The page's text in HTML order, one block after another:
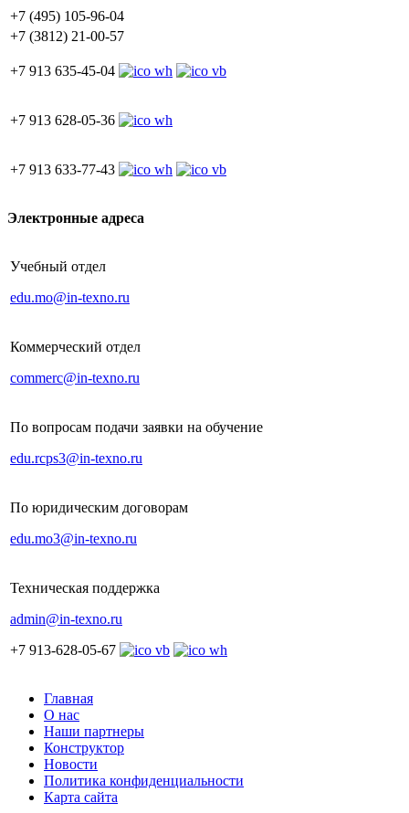
+7 (495) 105-96-04
+7 (3812) 21-00-57
+7 913 635-45-04
+7 913 628-05-36
+7 913 633-77-43
Электронные адреса
Учебный отдел
edu.mo@in-texno.ru
Коммерческий отдел
commerc@in-texno.ru
По вопросам подачи заявки на обучение
edu.rcps3@in-texno.ru
По юридическим договорам
edu.mo3@in-texno.ru
Техническая поддержка
admin@in-texno.ru
+7 913-628-05-67
Главная
О нас
Наши партнеры
Конструктор
Новости
Политика конфиденциальности
Карта сайта